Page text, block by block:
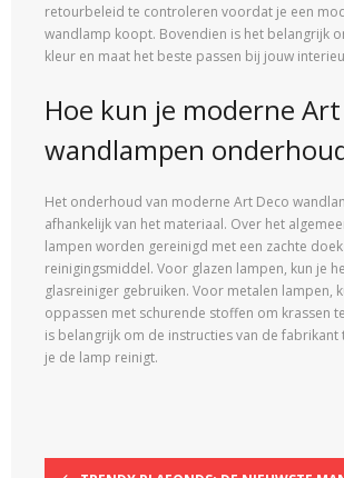
retourbeleid te controleren voordat je een
wandlamp koopt. Bovendien is het belangrijk
kleur en maat het beste passen bij jouw
Hoe kun je moderne Art
wandlampen
Het onderhoud van moderne Art Deco
afhankelijk van het materiaal. Over het
lampen worden gereinigd met een zachte
reinigingsmiddel. Voor glazen lampen, kun je
glasreiniger gebruiken. Voor metalen lampen,
oppassen met schurende stoffen om krassen
is belangrijk om de instructies van de
je de lamp reinigt.